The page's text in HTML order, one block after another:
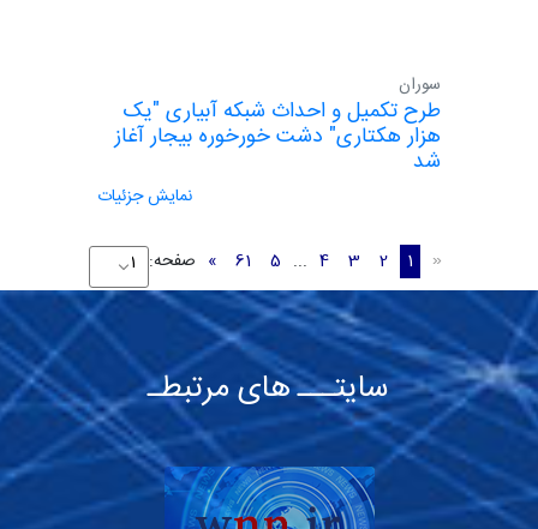
سوران
طرح تکمیل و احداث شبکه آبیاری "یک
هزار هکتاری" دشت خورخوره بیجار آغاز
شد
نمایش جزئیات
«
1
2
3
4
...
5
61
» صفحه:
سایتـــ های مرتبطـ